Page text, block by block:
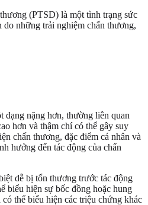
(PTSD) là một tình trạng sức
do những trải nghiệm chấn thương,
nặng hơn, thường liên quan
hơn và thậm chí có thể gây suy
chấn thương, đặc điểm cá nhân và
hưởng đến tác động của chấn
dễ bị tổn thương trước tác động
biểu hiện sự bốc đồng hoặc hung
thể biểu hiện các triệu chứng khác